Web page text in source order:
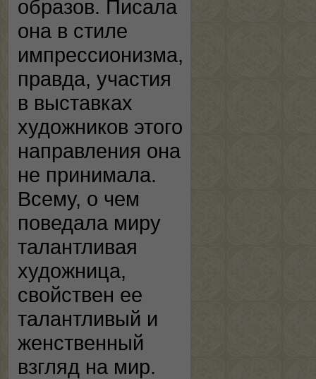
образов. Писала
она в стиле
импрессионизма,
правда, участия
в выставках
художников этого
направления она
не принимала.
Всему, о чем
поведала миру
талантливая
художница,
свойствен ее
талантливый и
женственный
взгляд на мир.